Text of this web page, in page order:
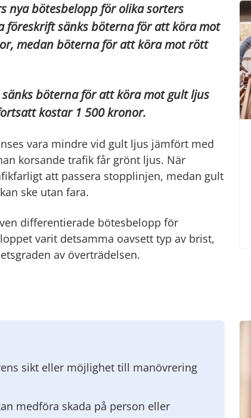
nya bötesbelopp för olika sorters
föreskrift sänks böterna för att köra mot
medan böterna för att köra mot rött
böterna för att köra mot gult ljus
kostar 1 500 kronor.
vara mindre vid gult ljus jämfört med
korsande trafik får grönt ljus. När
att passera stopplinjen, medan gult
ske utan fara.
differentierade bötesbelopp för
varit detsamma oavsett typ av brist,
av överträdelsen.
sikt eller möjlighet till manövrering
medföra skada på person eller